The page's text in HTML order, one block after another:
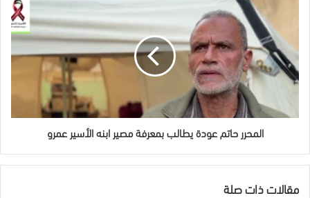
يطالب
بمعرفة
مصير
ابنه
عمرو
المحرر حاتم عودة يطالب بمعرفة مصير ابنه الأسير عمرو
مقالات ذات صلة